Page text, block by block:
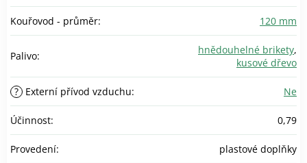
Kouřovod - průměr: 120 mm
Palivo: hnědouhelné brikety,
kusové dřevo
? Externí přívod vzduchu: Ne
Účinnost: 0,79
Provedení: plastové doplňky